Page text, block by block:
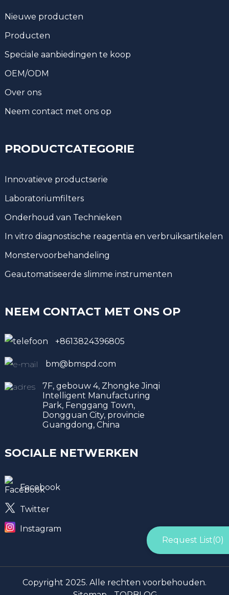
Nieuwe producten
Producten
Speciale aanbiedingen te koop
OEM/ODM
Over ons
Neem contact met ons op
PRODUCTCATEGORIE
Innovatieve productserie
Laboratoriumfilters
Onderhoud van Technieken
In vitro diagnostische reagentia en verbruiksartikelen
Monstervoorbehandeling
Geautomatiseerde slimme instrumenten
NEEM CONTACT MET ONS OP
+8613824396805
bm@bmspd.com
7F, gebouw 4, Zhongke Jinqi
Intelligent Manufacturing
Park, Fenggang Town,
Dongguan City, provincie
Guangdong, China
SOCIALE NETWERKEN
Facebook
Twitter
Instagram
Copyright 2025. Alle rechten voorbehouden.
Request List(0)